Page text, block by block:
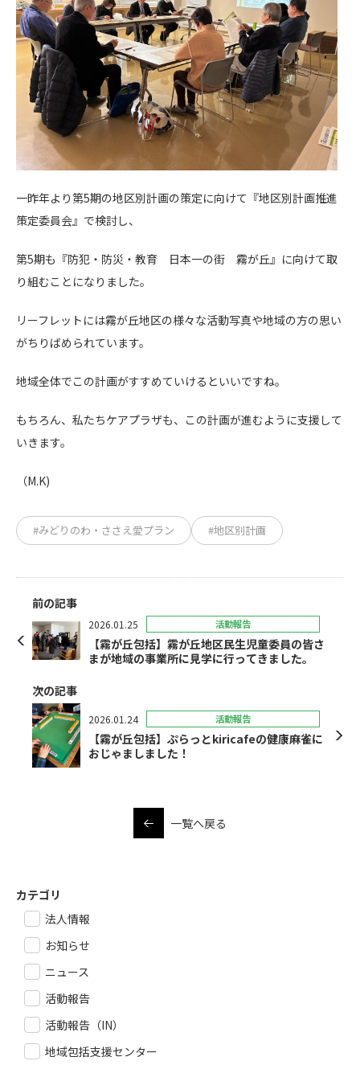
一昨年より第5期の地区別計画の策定に向けて『地区別計画推進
策定委員会』で検討し、
第5期も『防犯・防災・教育 日本一の街 霧が丘』に向けて取
り組むことになりました。
リーフレットには霧が丘地区の様々な活動写真や地域の方の思い
がちりばめられています。
地域全体でこの計画がすすめていけるといいですね。
もちろん、私たちケアプラザも、この計画が進むように支援して
いきます。
（M.K)
#みどりのわ・ささえ愛プラン #地区別計画
前の記事
2026.01.25 活動報告
【霧が丘包括】霧が丘地区民生児童委員の皆さ
まが地域の事業所に見学に行ってきました。
次の記事
2026.01.24 活動報告
【霧が丘包括】ぷらっとkiricafeの健康麻雀に
おじゃましました！
一覧へ戻る
カテゴリ
法人情報
お知らせ
ニュース
活動報告
活動報告（IN）
地域包括支援センター